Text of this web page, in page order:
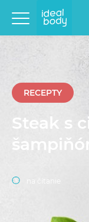
RECEPTY
Steak s
na čítanie